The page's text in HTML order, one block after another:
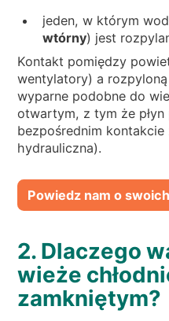
jeden, w którym
wtórny) jest
Kontakt pomiędzy
wentylatory) a
wyparne podobne do
otwartym, z tym że
bezpośrednim
hydrauliczna).
Powiedz nam o
2. Dlaczego
wieże
zamkniętym?